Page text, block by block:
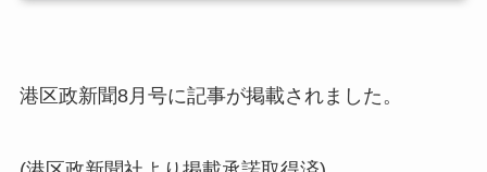
港区政新聞8月号に記事が掲載されました。